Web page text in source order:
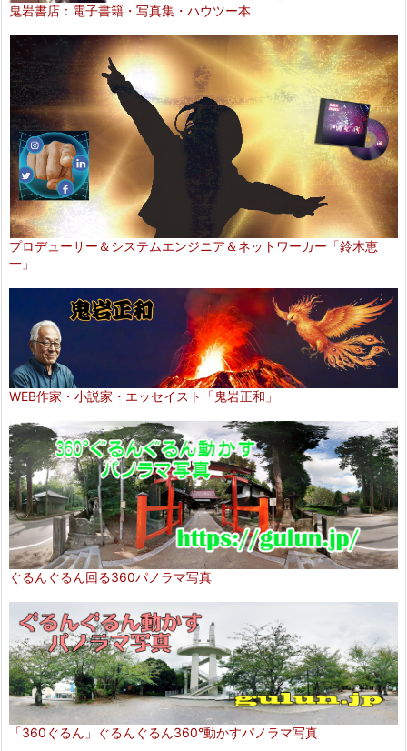
鬼岩書店：電子書籍・写真集・ハウツー本
プロデューサー＆システムエンジニア＆ネットワーカー「鈴木恵
一」
WEB作家・小説家・エッセイスト「鬼岩正和」
ぐるんぐるん回る360パノラマ写真
「360ぐるん」ぐるんぐるん360°動かすパノラマ写真